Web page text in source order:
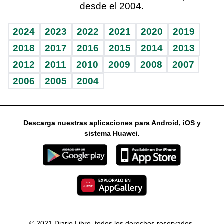
Vida y familia
Eñe
Celebrando la vida
Sin complejos
En pocas palabras
Escuchando al corazón
Economía Personal
Consulta Libre
BRV
TBT Deportivo
Más firmas
Guía del dinero
Horóscopos
desde el 2004.
2024 2023 2022 2021 2020
2019
2018
2017 2016 2015 2014
2013
2012
2011 2010 2009 2008
2007
2006
2005 2004
Descarga nuestras aplicaciones para Android, iOS y
sistema Huawei.